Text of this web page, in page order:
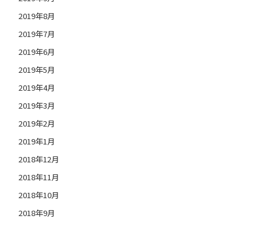
2019年8月
2019年7月
2019年6月
2019年5月
2019年4月
2019年3月
2019年2月
2019年1月
2018年12月
2018年11月
2018年10月
2018年9月